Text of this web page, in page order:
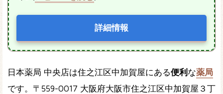
詳細情報
日本薬局 中央店は住之江区中加賀屋にある便利 な薬局
です。〒559-0017 大阪府大阪市住之江区中加賀屋３丁